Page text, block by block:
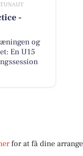
-
og
En U15
for at få dine